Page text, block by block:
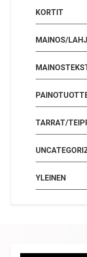
KORTIT
MAINOS/
TARRAT/
YLEINEN